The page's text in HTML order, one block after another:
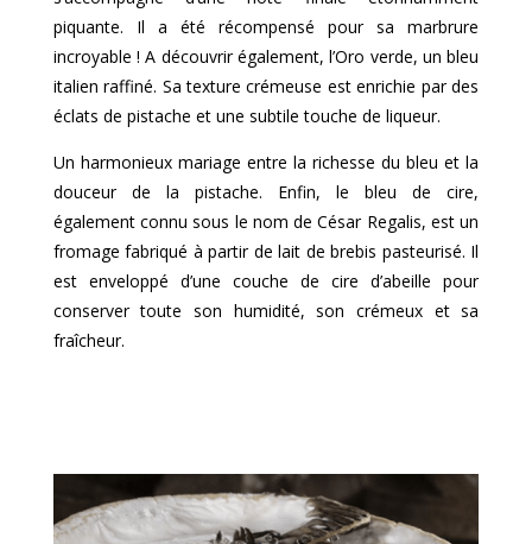
piquante. Il a été récompensé pour sa marbrure
incroyable ! A découvrir également, l’Oro verde, un bleu
italien raffiné. Sa texture crémeuse est enrichie par des
éclats de pistache et une subtile touche de liqueur.
Un harmonieux mariage entre la richesse du bleu et la
douceur de la pistache. Enfin, le bleu de cire,
également connu sous le nom de César Regalis, est un
fromage fabriqué à partir de lait de brebis pasteurisé. Il
est enveloppé d’une couche de cire d’abeille pour
conserver toute son humidité, son crémeux et sa
fraîcheur.